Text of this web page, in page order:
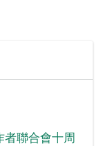
者聯合會十周